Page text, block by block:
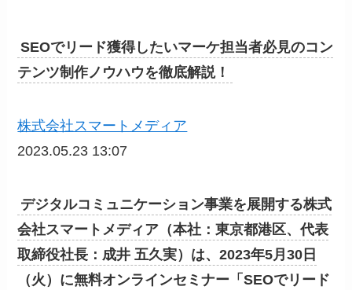
SEOでリード獲得したいマーケ担当者必見のコン
テンツ制作ノウハウを徹底解説！
株式会社スマートメディア
2023.05.23 13:07
デジタルコミュニケーション事業を展開する株式
会社スマートメディア（本社：東京都港区、代表
取締役社長：成井 五久実）は、2023年5月30日
（火）に無料オンラインセミナー「SEOでリード